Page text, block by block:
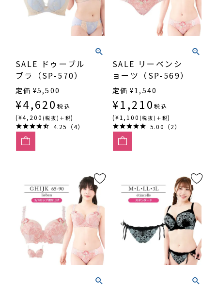
SALE ドゥーブル
ブラ（SP-570）
定価 ¥5,500
¥4,620 税込
(¥4,200 (税抜)＋税)
4.25（4）
SALE リーベンシ
ョーツ（SP-569）
定価 ¥1,540
¥1,210 税込
(¥1,100 (税抜)＋税)
5.00（2）